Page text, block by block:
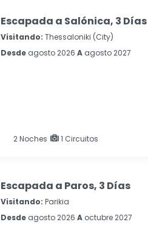
Escapada a Salónica, 3 Días
Visitando: Thessaloniki (City)
Desde agosto 2026 A agosto 2027
2Noches 1 Circuitos
Escapada a Paros, 3 Días
Visitando: Parikia
Desde agosto 2026 A octubre 2027